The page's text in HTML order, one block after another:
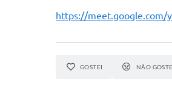
https://meet.google.com/
GOSTEI NÃO